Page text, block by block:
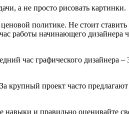
а не просто рисовать картинки.
политике. Не стоит
работы начинающего дизайнера
час графического дизайнера –
проект часто
и правильно оценивайте